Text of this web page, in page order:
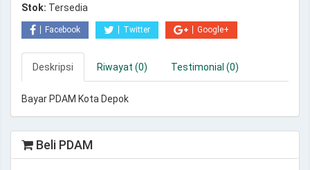
Stok: Tersedia
Facebook Twitter Google+
Deskripsi Riwayat (0) Testimonial (0)
Bayar PDAM Kota Depok
Beli PDAM